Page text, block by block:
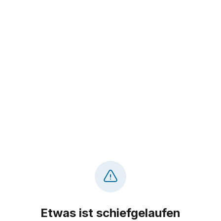
Etwas ist schiefgelaufen